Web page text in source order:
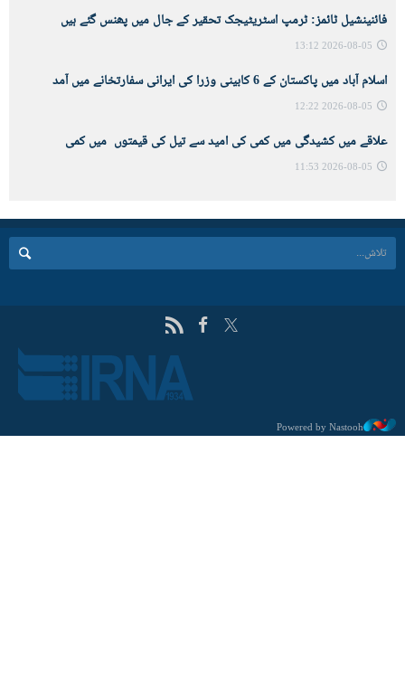
فائنینشیل ٹائمز: ٹرمپ اسٹریٹیجک تحقیر کے جال میں پھنس گئے ہیں
2026-08-05 13:12
اسلام آباد میں پاکستان کے 6 کابینی وزرا کی ایرانی سفارتخانے میں آمد
2026-08-05 12:22
علاقے میں کشیدگی میں کمی کی امید سے تیل کی قیمتوں میں کمی
2026-08-05 11:53
Powered by Nastooh